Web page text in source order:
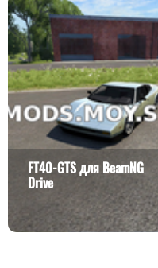
FT40-GTS для BeamNG
Drive